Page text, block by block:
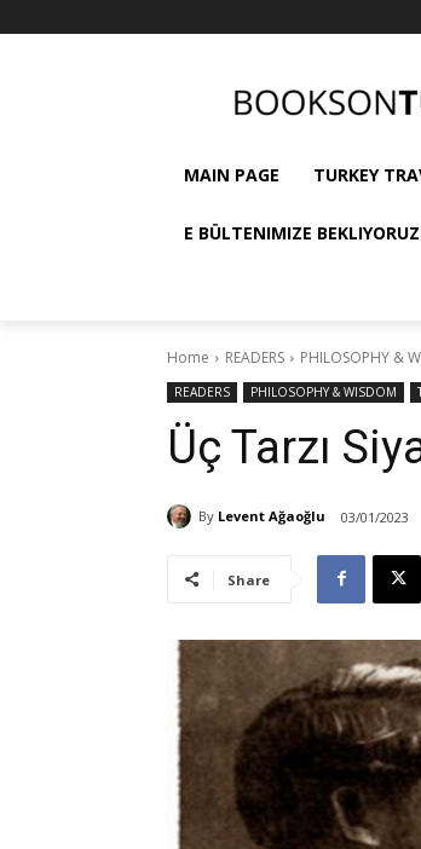
MAIN PAGE TURKEY
E BÜLTENIMIZE
Home READERS PHILOSOPHY &
READERS PHILOSOPHY & WISDOM
Üç Tarzı
By Levent Ağaoğlu 03/01/2023
Share